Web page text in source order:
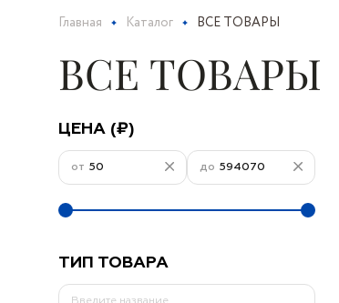
Главная Каталог ВСЕ ТОВАРЫ
ВСЕ ТОВАРЫ
ЦЕНА (₽)
от до
ТИП ТОВАРА